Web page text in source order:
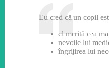
Eu cred că un copil
el merită cea
nevoile lui
îngrijirea lui